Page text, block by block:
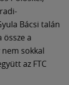
Bácsi talán
a
sokkal
az FTC